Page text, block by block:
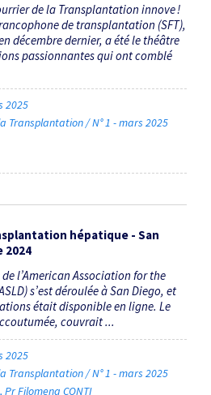
de la ­Trans­plantation innove !
de transplan­tation (SFT),
décembre ­dernier, a été le théâtre
passionnantes qui ont comblé
2025
Transplantation / N° 1 - mars 2025
hépatique - San
2024
l’American Association for the
s’est déroulée à San Diego, et
était disponible en ligne. Le
couvrait ...
2025
Transplantation / N° 1 - mars 2025
Pr Filomena CONTI